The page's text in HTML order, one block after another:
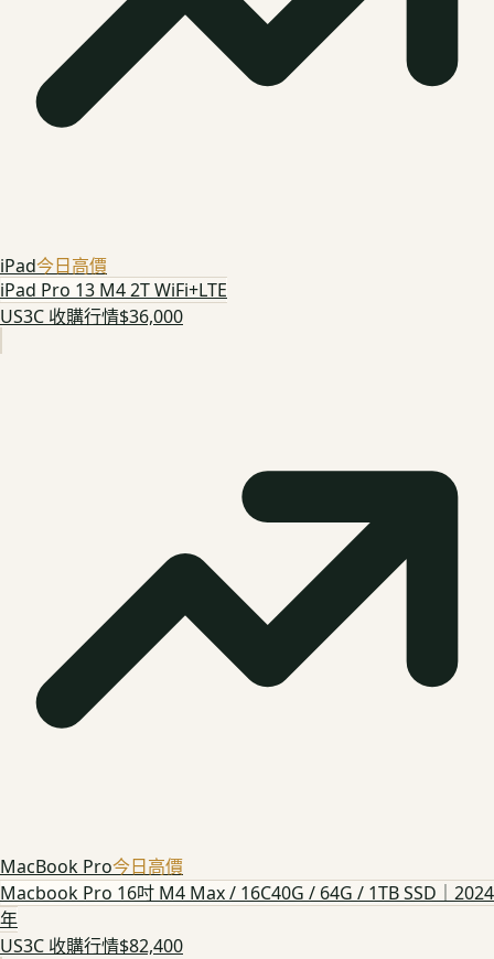
iPad今日高價
iPad Pro 13 M4 2T WiFi+LTE
US3C 收購行情$36,000
MacBook Pro今日高價
Macbook Pro 16吋 M4 Max / 16C40G / 64G / 1TB SSD｜2024
年
US3C 收購行情$82,400